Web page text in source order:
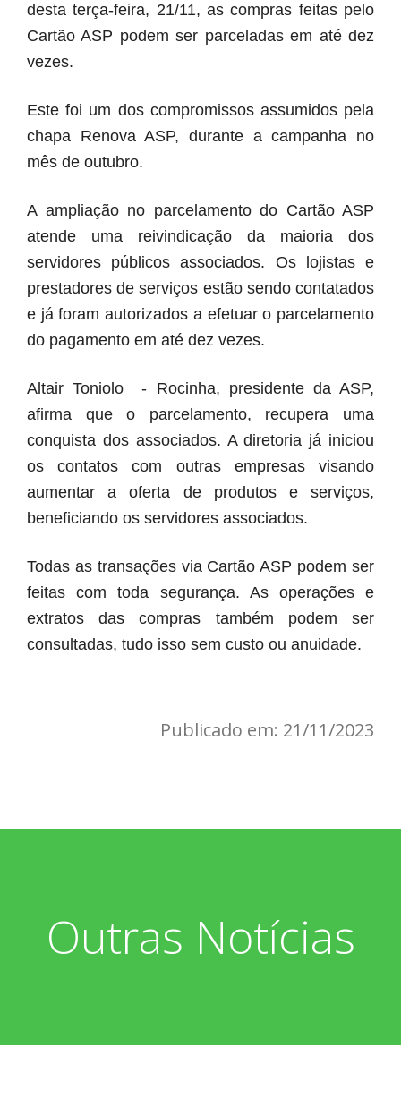
desta terça-feira, 21/11, as compras feitas pelo
Cartão ASP podem ser parceladas em até dez
vezes.
Este foi um dos compromissos assumidos pela
chapa Renova ASP, durante a campanha no
mês de outubro.
A ampliação no parcelamento do Cartão ASP
atende uma reivindicação da maioria dos
servidores públicos associados. Os lojistas e
prestadores de serviços estão sendo contatados
e já foram autorizados a efetuar o parcelamento
do pagamento em até dez vezes.
Altair Toniolo - Rocinha, presidente da ASP,
afirma que o parcelamento, recupera uma
conquista dos associados. A diretoria já iniciou
os contatos com outras empresas visando
aumentar a oferta de produtos e serviços,
beneficiando os servidores associados.
Todas as transações via Cartão ASP podem ser
feitas com toda segurança. As operações e
extratos das compras também podem ser
consultadas, tudo isso sem custo ou anuidade.
Publicado em: 21/11/2023
Outras Notícias